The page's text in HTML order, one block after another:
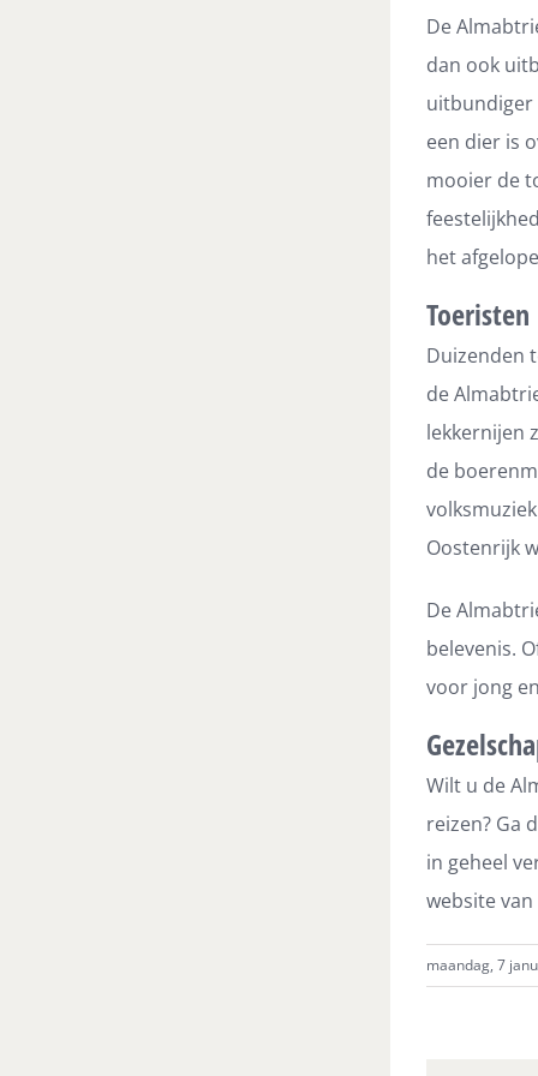
De
dan ook
uitbundiger
een dier is
mooier de
het
Toeristen
Duizenden
de
lekkernijen
de
Oostenrijk
De
belevenis.
voor jong
Wilt u de
reizen? Ga
in geheel
website
maandag, 7